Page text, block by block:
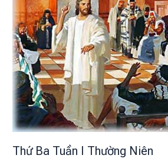
Thứ Ba Tuần I Thường Niên